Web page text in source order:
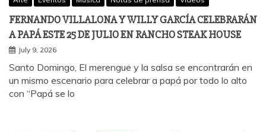
FERNANDO VILLALONA Y WILLY GARCÍA CELEBRARÁN
A PAPÁ ESTE 25 DE JULIO EN RANCHO STEAK HOUSE
July 9, 2026
Santo Domingo, El merengue y la salsa se encontrarán en
un mismo escenario para celebrar a papá por todo lo alto
con “Papá se lo